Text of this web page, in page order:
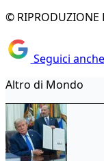
© RIPRODUZIONE
Seguici
Altro di Mondo